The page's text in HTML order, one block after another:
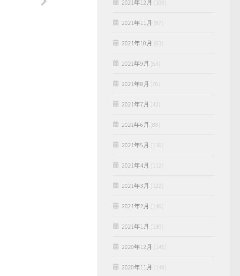
2021年12月 (109)
2021年11月 (87)
2021年10月 (83)
2021年9月 (53)
2021年8月 (76)
2021年7月 (42)
2021年6月 (88)
2021年5月 (116)
2021年4月 (112)
2021年3月 (122)
2021年2月 (146)
2021年1月 (130)
2020年12月 (145)
2020年11月 (148)